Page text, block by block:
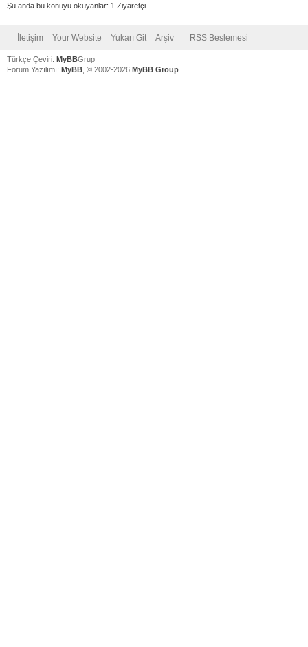
Şu anda bu konuyu okuyanlar: 1 Ziyaretçi
İletişim Your Website Yukarı Git Arşiv RSS Beslemesi
Türkçe Çeviri: MyBBGrup
Forum Yazılımı: MyBB , © 2002-2026 MyBB Group